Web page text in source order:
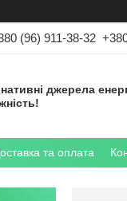
(96) 911-38-32
джерела
та оплата